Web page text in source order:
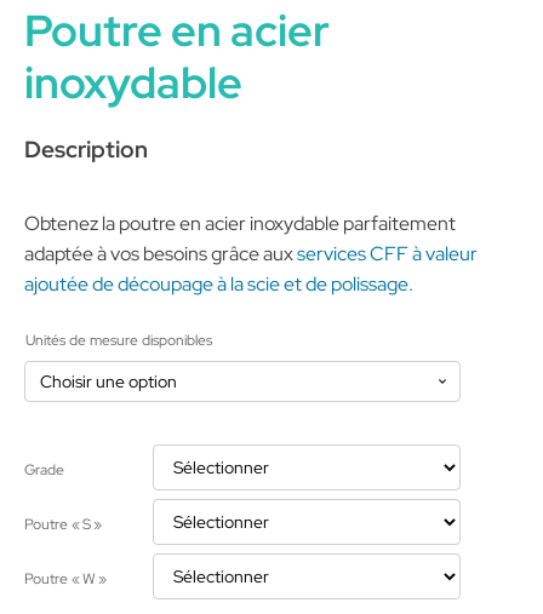
Poutre en acier
inoxydable
Description
Obtenez la poutre en acier inoxydable parfaitement
adaptée à vos besoins grâce auxservices CFF à valeur
ajoutée de découpage à la scie et de polissage.
Unités de mesure disponibles
Grade
Poutre « S »
Poutre « W »